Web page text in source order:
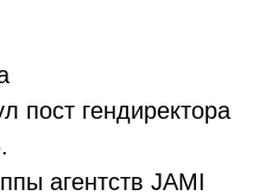
пост гендиректора
агентств JAMI